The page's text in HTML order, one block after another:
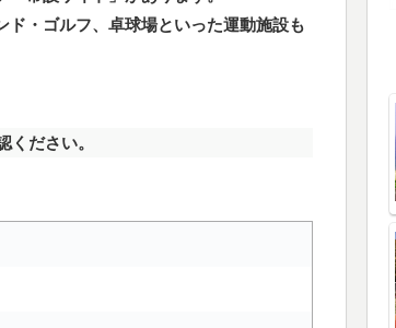
・ゴルフ、卓球場といった運動施設も
ださい。